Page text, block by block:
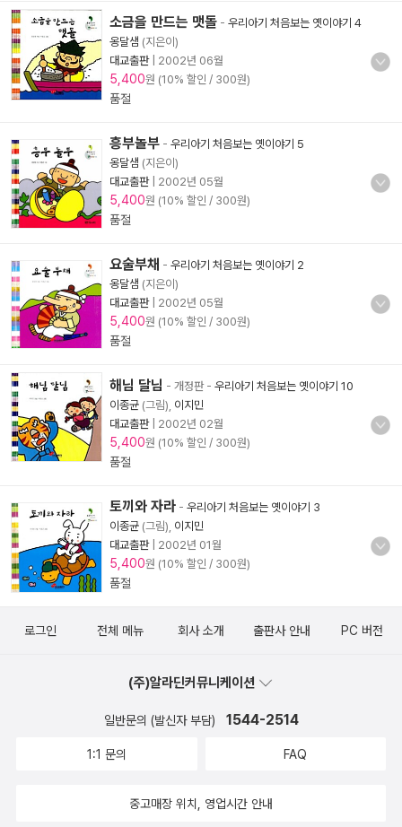
소금을 만드는 맷돌 - 우리아기 처음보는 옛이야기 4
옹달샘 (지은이)
대교출판| 2002년 06월
5,400원 (10% 할인 / 300원)
품절
흥부놀부 - 우리아기 처음보는 옛이야기 5
옹달샘 (지은이)
대교출판| 2002년 05월
5,400원 (10% 할인 / 300원)
품절
요술부채 - 우리아기 처음보는 옛이야기 2
옹달샘 (지은이)
대교출판| 2002년 05월
5,400원 (10% 할인 / 300원)
품절
해님 달님 - 개정판- 우리아기 처음보는 옛이야기 10
이종균 (그림), 이지민
대교출판| 2002년 02월
5,400원 (10% 할인 / 300원)
품절
토끼와 자라 - 우리아기 처음보는 옛이야기 3
이종균 (그림), 이지민
대교출판| 2002년 01월
5,400원 (10% 할인 / 300원)
품절
로그인 전체 메뉴 회사 소개 출판사 안내 PC 버전
(주)알라딘커뮤니케이션
일반문의 (발신자 부담) 1544-2514
1:1 문의 FAQ
중고매장 위치, 영업시간 안내